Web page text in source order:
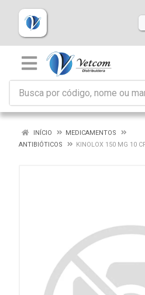
INÍCIO
MEDICAMENTOS
ANTIBIÓTICOS
KINOLOX 150 MG 10